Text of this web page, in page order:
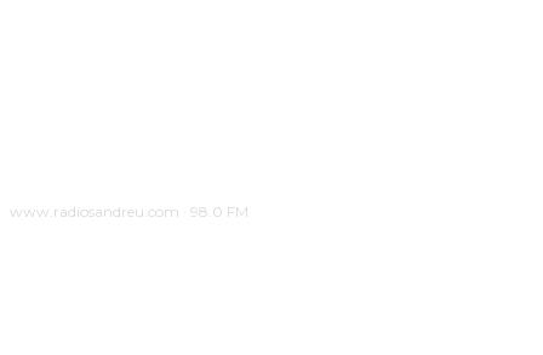
www.radiosandreu.com · 98.0 FM